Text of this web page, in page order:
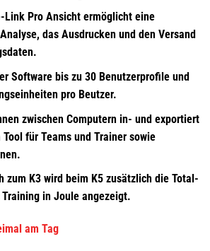
Link Pro Ansicht ermöglicht eine
das Ausdrucken und den Versand
Software bis zu 30 Benutzerprofile und
pro Beutzer.
zwischen Computern in- und exportiert
Tool für Teams und Trainer sowie
zum K3 wird beim K5 zusätzlich die Total-
Training in Joule angezeigt.
am Tag